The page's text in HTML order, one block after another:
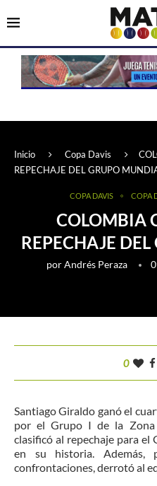
Inicio Copa Davis
REPECHAJE DEL GRUPO
COPA DAVIS COPA
COLOMBIA
REPECHAJE
porAndrés Peraza
0
Santiago Giraldo ganó el
por el Grupo I de la
clasificó al repechaje para
en su historia. Además,
confrontaciones, derrotó al